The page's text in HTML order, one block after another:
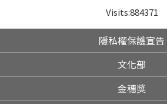
Visits:884371
隱私權保護宣告
文化部
金穗獎